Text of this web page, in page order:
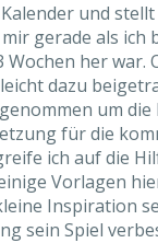
und
gerade als
her war.
dazu
um
für die
ich auf die
Vorlagen
Inspiration
sein Spiel